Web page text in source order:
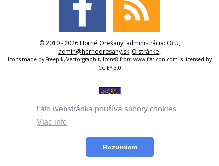
Táto webstránka používa súbory cookies.
Viac info
Rozumiem
© 2010 - 2026 Horné Orešany, administrácia: OcU,
admin@horneoresany.sk, O stránke,
Icons made by Freepik, Vectorgraphit, Icons8 from www.flaticon.com is licensed by
CC BY 3.0